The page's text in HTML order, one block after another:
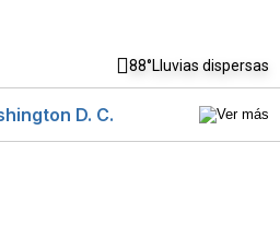
88°Lluvias dispersas
D. C.